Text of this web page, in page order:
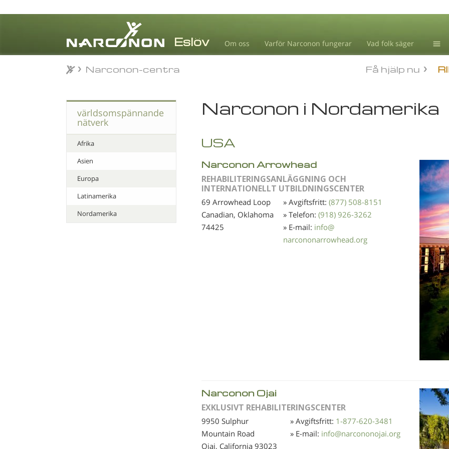
Om oss Varför Narconon fungerar Vad folk säger
⨯ Få hjälp nu
Narconon-centra
Narconon i Nordamerika
USA
Narconon Arrowhead
REHABILITERINGSANLÄGGNING OCH
INTERNATIONELLT UTBILDNINGSCENTER
69 Arrowhead Loop
Canadian, Oklahoma
74425
» Avgiftsfritt: (877) 508-8151
» Telefon: (918) 926-3262
» E-mail: info@
narcononarrowhead.org
Narconon Ojai
EXKLUSIVT REHABILITERINGSCENTER
9950 Sulphur
Mountain Road
Ojai, California 93023
» Avgiftsfritt: 1-877-620-3481
» E-mail: info@narcononojai.org
världsomspännande
nätverk
Afrika
Asien
Europa
Latinamerika
Nordamerika
Narconon-centra